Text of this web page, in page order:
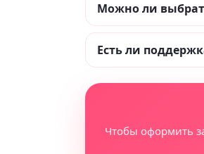
Можно ли
Есть ли
Чтобы оформить